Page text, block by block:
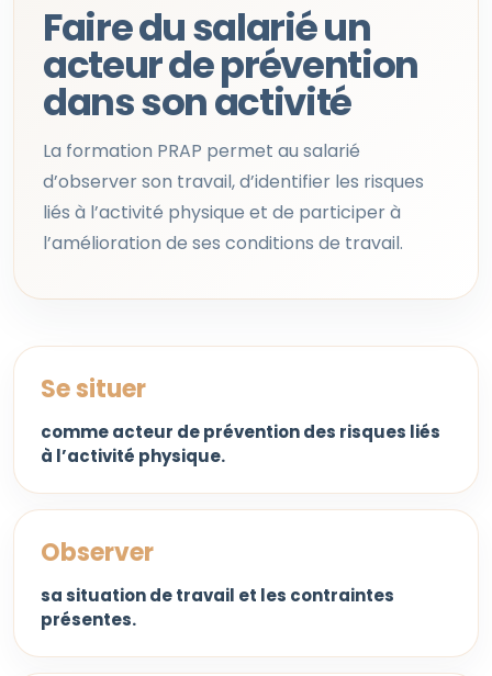
Faire du salarié un
acteur de prévention
dans son activité
La formation PRAP permet au salarié
d’observer son travail, d’identifier les risques
liés à l’activité physique et de participer à
l’amélioration de ses conditions de travail.
Se situer
comme acteur de prévention des risques liés
à l’activité physique.
Observer
sa situation de travail et les contraintes
présentes.